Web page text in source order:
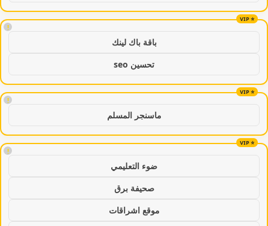
!
باقة باك لينك
تحسين seo
!
ماسنجر المسلم
!
ضوء التعليمي
صحيفة برق
موقع اشراقات